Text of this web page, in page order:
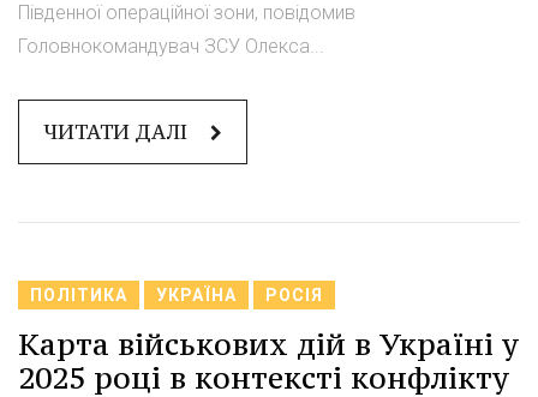
Південної операційної зони, повідомив
Головнокомандувач ЗСУ Олекса...
ЧИТАТИ ДАЛІ
ПОЛІТИКА УКРАЇНА РОСІЯ
Карта військових дій в Україні у
2025 році в контексті конфлікту